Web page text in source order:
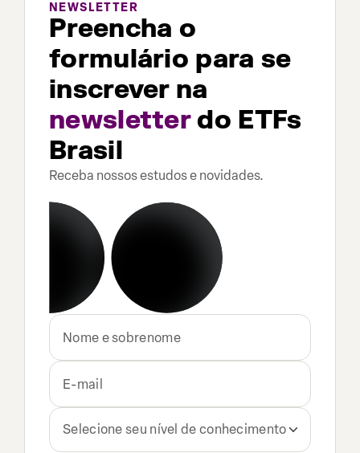
NEWSLETTER
Preencha o
formulário para se
inscrever na
newsletterdo ETFs
Brasil
Receba nossos estudos e novidades.
Selecione seu nível de conhecimento